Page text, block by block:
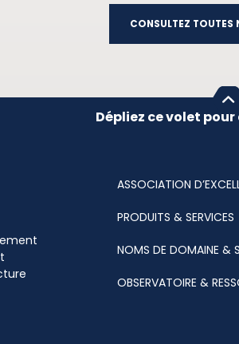
CONSULTEZ TOUTES
Dépliez ce volet pour
ASSOCIATION
PRODUITS & SERVICES
NOMS DE DOMAINE &
OBSERVATOIRE &